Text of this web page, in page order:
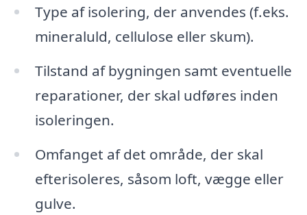
Type af isolering, der anvendes (f.eks.
mineraluld, cellulose eller skum).
Tilstand af bygningen samt eventuelle
reparationer, der skal udføres inden
isoleringen.
Omfanget af det område, der skal
efterisoleres, såsom loft, vægge eller
gulve.